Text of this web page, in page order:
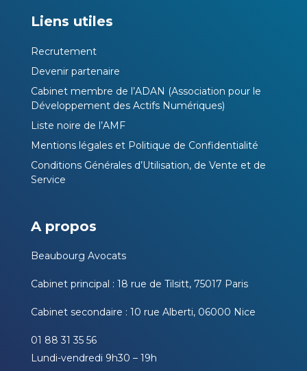
Liens utiles
Recrutement
Devenir partenaire
Cabinet membre de l’ADAN (Association pour le
Développement des Actifs Numériques)
Liste noire de l’AMF
Mentions légales et Politique de Confidentialité
Conditions Générales d’Utilisation, de Vente et de
Service
A propos
Beaubourg Avocats
Cabinet principal : 18 rue de Tilsitt, 75017 Paris
Cabinet secondaire : 10 rue Alberti, 06000 Nice
01 88 31 35 56
Lundi-vendredi 9h30 – 19h